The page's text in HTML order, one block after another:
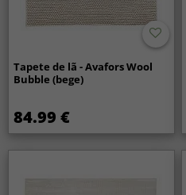
Tapete de lã - Avafors Wool
Bubble (bege)
84.99 €